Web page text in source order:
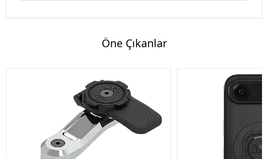
Öne Çıkanlar